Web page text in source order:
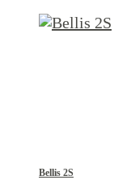
Bellis 2S